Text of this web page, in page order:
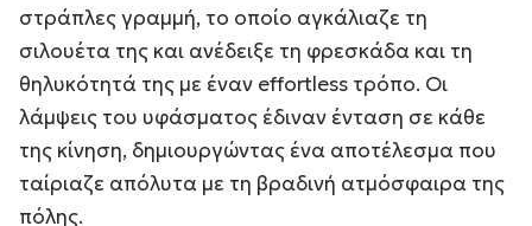
στράπλες γραμμή, το οποίο αγκάλιαζε τη
σιλουέτα της και ανέδειξε τη φρεσκάδα και τη
θηλυκότητά της με έναν effortless τρόπο. Οι
λάμψεις του υφάσματος έδιναν ένταση σε κάθε
της κίνηση, δημιουργώντας ένα αποτέλεσμα που
ταίριαζε απόλυτα με τη βραδινή ατμόσφαιρα της
πόλης.